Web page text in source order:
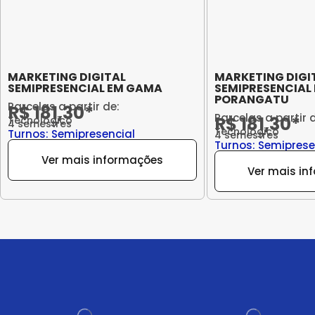
MARKETING DIGITAL
SEMIPRESENCIAL EM GAMA
Parcelas a partir de:
R$ 181,30*
Tecnológico
4 semestres
Turnos: Semipresencial
Ver mais informações
MARKETING
SEMIPRESENCIAL
PORANGATU
Parcelas a partir
R$ 181,30*
Tecnológico
4 semestres
Turnos:
Ver mais